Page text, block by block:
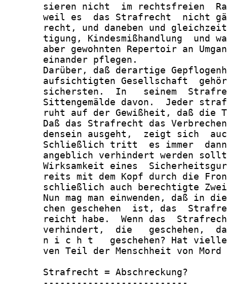
sieren nicht  im rechtsfreien
weil es  das Strafrecht  nicht
recht, und daneben und
tigung, Kindesmißhandlung  und
aber gewohnten Repertoir an
       einander pflegen.
Darüber, daß derartige
aufsichtigten Gesellschaft
sichersten.  In   seinem
Sittengemälde davon.  Jeder
ruht auf der Gewißheit, daß die
Daß das Strafrecht das
densein ausgeht,  zeigt sich
Schließlich tritt  es immer
angeblich verhindert werden
Wirksamkeit eines
reits mit dem Kopf durch die
schließlich auch berechtigte
Nun mag man einwenden, daß in
chen geschehen  ist, das
reicht habe.  Wenn das
verhindert,  die   geschehen,
n i c h t   geschehen? Hat
ven Teil der Menschheit von Mord
       Strafrecht = Abschreckung?
       --------------------------